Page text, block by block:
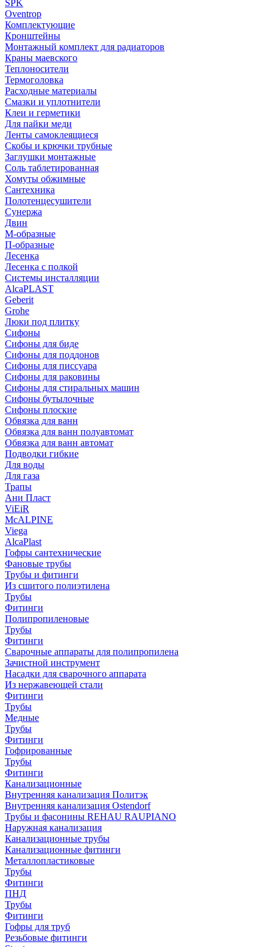
SPK
Oventrop
Комплектующие
Кронштейны
Монтажный комплект для радиаторов
Краны маевского
Теплоносители
Термоголовка
Расходные материалы
Смазки и уплотнители
Клеи и герметики
Для пайки меди
Ленты самоклеящиеся
Скобы и крючки трубные
Заглушки монтажные
Соль таблетированная
Хомуты обжимные
Сантехника
Полотенцесушители
Сунержа
Двин
М-образные
П-образные
Лесенка
Лесенка с полкой
Системы инсталляции
AlcaPLAST
Geberit
Grohe
Люки под плитку
Сифоны
Сифoны для биде
Сифoны для поддонов
Сифoны для писсуара
Сифоны для раковины
Сифоны для стиральных машин
Сифоны бутылочные
Сифоны плоские
Обвязка для ванн
Обвязка для ванн полуавтомат
Обвязка для ванн автомат
Подводки гибкие
Для воды
Для газа
Трапы
Ани Пласт
ViEiR
McALPINE
Viega
AlcaPlast
Гофры сантехнические
Фановые трубы
Трубы и фитинги
Из сшитого полиэтилена
Трубы
Фитинги
Полипропиленовые
Трубы
Фитинги
Сварочные аппараты для полипропилена
Зачистной инструмент
Насадки для сварочного аппарата
Из нержавеющей стали
Фитинги
Трубы
Медные
Трубы
Фитинги
Гофрированные
Трубы
Фитинги
Канализационные
Внутренняя канализация Политэк
Внутренняя канализация Ostendorf
Трубы и фасонины REHAU RAUPIANO
Наружная канализация
Канализационные трубы
Канализационные фитинги
Металлопластиковые
Трубы
Фитинги
ПНД
Трубы
Фитинги
Гофры для труб
Резьбовые фитинги